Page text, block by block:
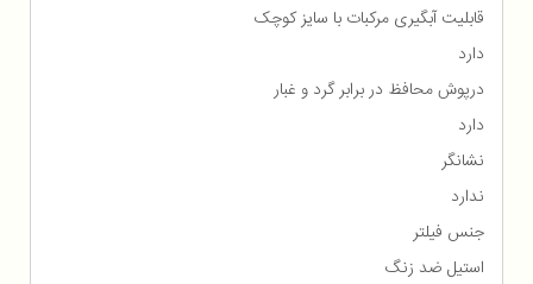
قابلیت آبگیری مرکبات با سایز کوچک
دارد
درپوش محافظ در برابر گرد و غبار
دارد
نشانگر
ندارد
جنس فیلتر
استيل ضد زنگ